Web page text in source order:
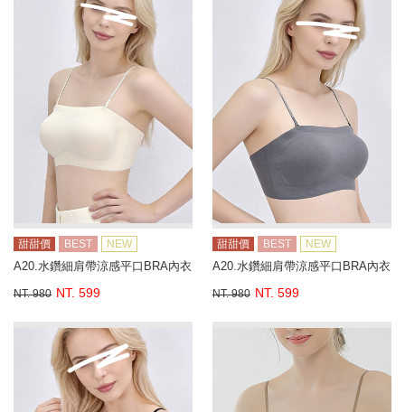
甜甜價 BEST NEW
A20.水鑽細肩帶涼感平口BRA內衣
NT. 980 NT. 599
甜甜價 BEST NEW
A20.水鑽細肩帶涼感平口BRA內衣
NT. 980 NT. 599